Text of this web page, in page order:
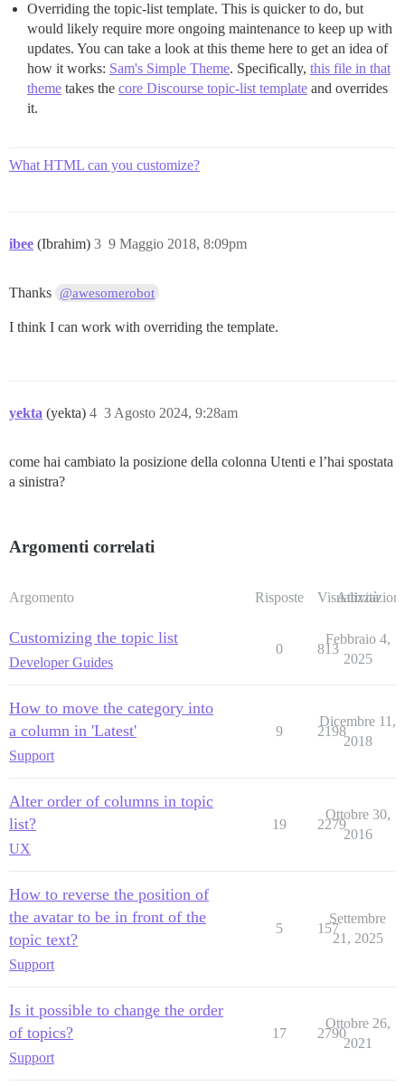
Overriding the topic-list template. This is quicker to do, but
would likely require more ongoing maintenance to keep up with
updates. You can take a look at this theme here to get an idea of
how it works: Sam's Simple Theme. Specifically, this file in that
theme takes the core Discourse topic-list template and overrides
it.
What HTML can you customize?
ibee (Ibrahim) 9 Maggio 2018, 8:09pm
3
Thanks @awesomerobot
I think I can work with overriding the template.
yekta (yekta) 3 Agosto 2024, 9:28am
4
come hai cambiato la posizione della colonna Utenti e l’hai spostata
a sinistra?
Argomenti correlati
Argomento Risposte Visualizzazioni
Attività
Customizing the topic list
Developer Guides
0 813
Febbraio 4,
2025
How to move the category into
a column in 'Latest'
Support
9 2198
Dicembre 11,
2018
Alter order of columns in topic
list?
UX
19 2279
Ottobre 30,
2016
How to reverse the position of
the avatar to be in front of the
topic text?
Support
5 157
Settembre
21, 2025
Is it possible to change the order
of topics?
Support
17 2790
Ottobre 26,
2021